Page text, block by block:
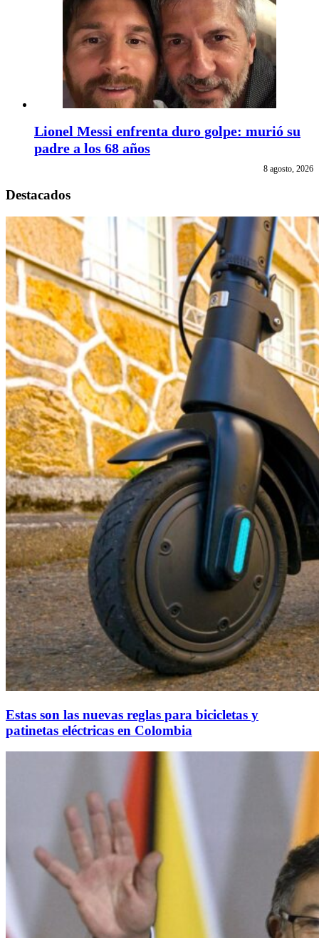
Lionel Messi enfrenta duro golpe: murió su
padre a los 68 años
8 agosto, 2026
Destacados
Estas son las nuevas reglas para bicicletas y
patinetas eléctricas en Colombia